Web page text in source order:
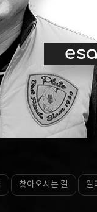
찾아오시는 길 알